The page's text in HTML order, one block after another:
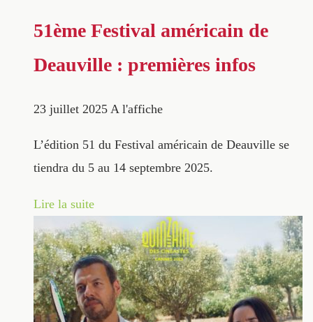
51ème Festival américain de
Deauville : premières infos
23 juillet 2025 A l'affiche
L’édition 51 du Festival américain de Deauville se
tiendra du 5 au 14 septembre 2025.
Lire la suite